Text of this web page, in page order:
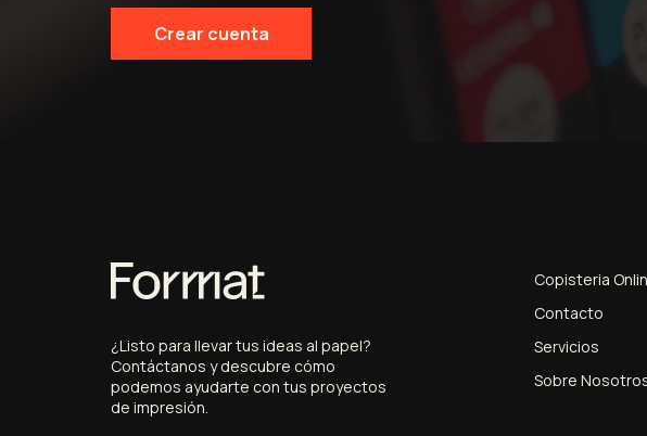
Crear cuenta
¿Listo para llevartus ideas al papel?
Contáctanos ydescubre cómo
podemos ayudarte con tus proyectos
de impresión.
Copisteria
Contacto
Servicios
Sobre